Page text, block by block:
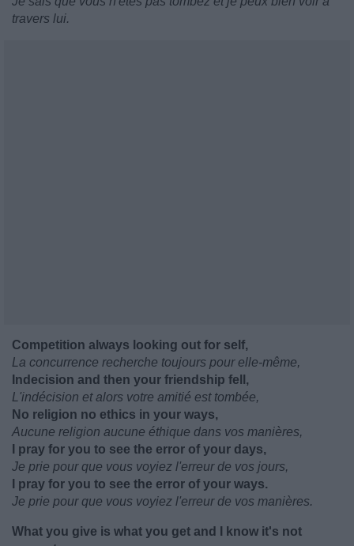
travers lui.
Competition always looking out for self,
La concurrence recherche toujours pour elle-même,
Indecision and then your friendship fell,
L'indécision et alors votre amitié est tombée,
No religion no ethics in your ways,
Aucune religion aucune éthique dans vos manières,
I pray for you to see the error of your days,
Je prie pour que vous voyiez l'erreur de vos jours,
I pray for you to see the error of your ways.
Je prie pour que vous voyiez l'erreur de vos manières.
What you give is what you get and I know it's not